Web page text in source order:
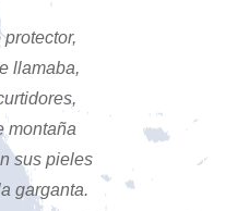
llamaba,
montaña
sus pieles
garganta.